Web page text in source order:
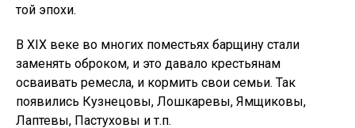
той эпохи.
В XIX веке во многих поместьях барщину стали
заменять оброком, и это давало крестьянам
осваивать ремесла, и кормить свои семьи. Так
появились Кузнецовы, Лошкаревы, Ямщиковы,
Лаптевы, Пастуховы и т.п.